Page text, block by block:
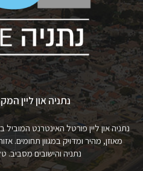
נתניה און ליין
נתניה און ליין פורטל האינטרנט
מאוזן, מהיר ומדויק במגוון תחומים.
נתניה והישובים מסביב. טלפון: 050-